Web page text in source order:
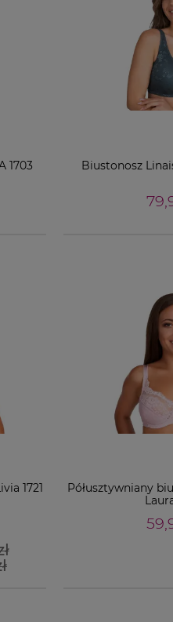
1703 Biustonosz
1721
Półusztywniany